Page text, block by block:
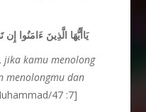
يَاأَيُّهَا الَّذِينَ ءَامَنُوا
jika kamu menolong
menolongmu dan
47 :7]